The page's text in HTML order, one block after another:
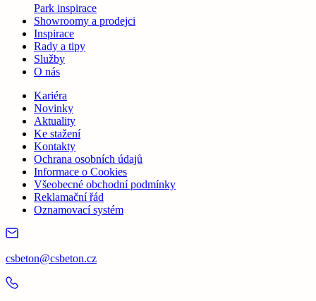
Park inspirace
Showroomy a prodejci
Inspirace
Rady a tipy
Služby
O nás
Kariéra
Novinky
Aktuality
Ke stažení
Kontakty
Ochrana osobních údajů
Informace o Cookies
Všeobecné obchodní podmínky
Reklamační řád
Oznamovací systém
csbeton@csbeton.cz